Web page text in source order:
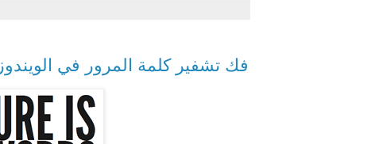
فك تشفير كلمة المرور في الويندوز